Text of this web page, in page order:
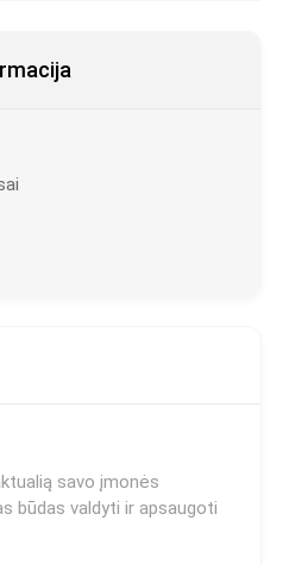
savo įmonės
būdas valdyti ir apsaugoti